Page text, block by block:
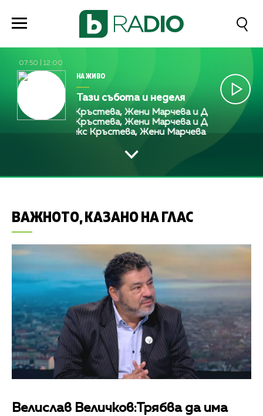
07:50 12:00
НА ЖИВО
Тази събота и неделя
Алекс Кръстева, Жени Марчева и Диана Любенова
Алекс Кръстева, Жени Марчева и Диана Любенова
Алекс Кръстева, Жени Марчева и Диана
ВАЖНОТО, КАЗАНО НА ГЛАС
Велислав Величков:Трябва да има